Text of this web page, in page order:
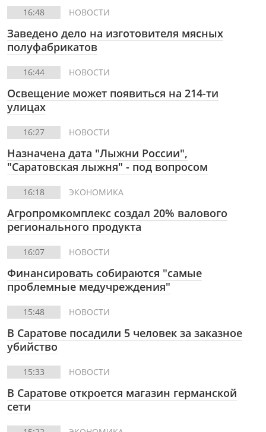
16:48 НОВОСТИ
Заведено дело на изготовителя мясных
полуфабрикатов
16:44 НОВОСТИ
Освещение может появиться на 214-ти
улицах
16:27 НОВОСТИ
Назначена дата "Лыжни России",
"Саратовская лыжня" - под вопросом
16:18 ЭКОНОМИКА
Агропромкомплекс создал 20% валового
регионального продукта
16:07 НОВОСТИ
Финансировать собираются "самые
проблемные медучреждения"
15:48 НОВОСТИ
В Саратове посадили 5 человек за заказное
убийство
15:33 НОВОСТИ
В Саратове откроется магазин германской
сети